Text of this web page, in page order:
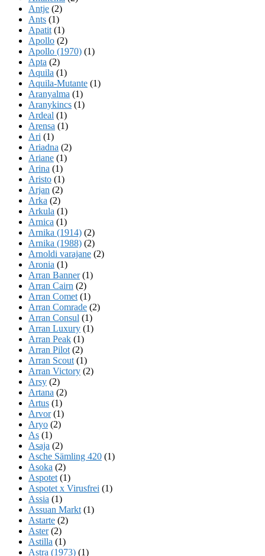
Antje (2)
Ants (1)
Apatit (1)
Apollo (2)
Apollo (1970) (1)
Apta (2)
Aquila (1)
Aquila-Mutante (1)
Aranyalma (1)
Aranykincs (1)
Ardeal (1)
Arensa (1)
Ari (1)
Ariadna (2)
Ariane (1)
Arina (1)
Aristo (1)
Arjan (2)
Arka (2)
Arkula (1)
Arnica (1)
Arnika (1914) (2)
Arnika (1988) (2)
Arnoldi varajane (2)
Aronia (1)
Arran Banner(1)
Arran Cairn (2)
Arran Comet (1)
Arran Comrade (2)
Arran Consul (1)
Arran Luxury (1)
Arran Peak (1)
Arran Pilot (2)
Arran Scout (1)
Arran Victory (2)
Arsy (2)
Artana (2)
Artus (1)
Arvor(1)
Aryo (2)
As (1)
Asaja (2)
Asche Sämling 420 (1)
Asoka (2)
Aspotet (1)
Aspotet x Virusfrei (1)
Assia (1)
Assuan Markt (1)
Astarte (2)
Aster(2)
Astilla (1)
Astra (1973) (1)